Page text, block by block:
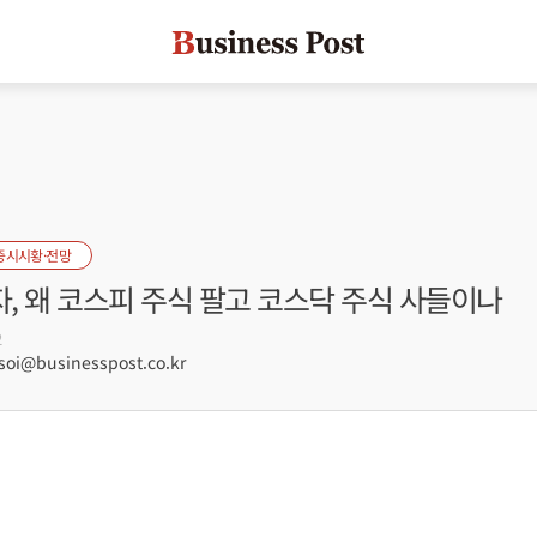
시시황·전망
왜 코스피 주식 팔고 코스닥 주식 사들이나